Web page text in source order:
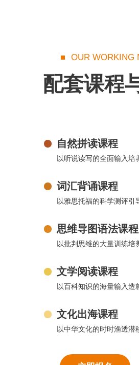
OUR WORKING
配套课程
自然拼读课程
以听说读写的全面输入培
词汇背诵课程
以雅思托福的科学测评引
思维导图语法课程
以批判思维的大量训练培
文学阅读课程
以百科知识的海量输入造
文化出海课程
以中华文化的时时渔透潜